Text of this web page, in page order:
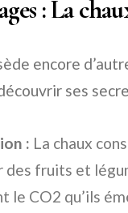
: La
encore
ses
: La chaux
des fruits et
le CO2 qu’ils